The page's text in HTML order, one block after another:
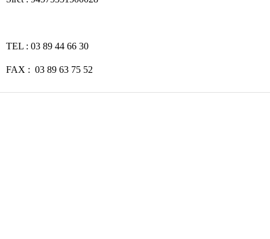
TEL : 03 89 44 66 30
FAX : 03 89 63 75 52